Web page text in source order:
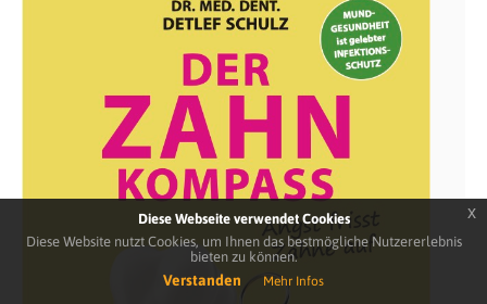
Diese Webseite verwendet Cookies
Diese Website nutzt Cookies, um Ihnen das bestmögliche Nutzererlebnis
bieten zu können.
Verstanden Mehr Infos
x